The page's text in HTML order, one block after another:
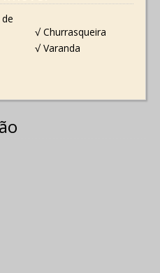
√ Churrasqueira
√ Varanda